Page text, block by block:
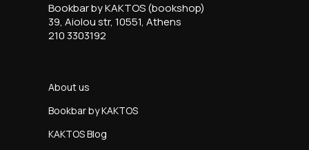
Bookbar by KAKTOS (bookshop)
39, Aiolou str, 10551, Athens
210 3303192
About us
Bookbar by KAKTOS
KAKTOS Blog